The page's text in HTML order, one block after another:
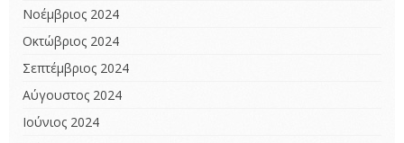
Νοέμβριος 2024
Οκτώβριος 2024
Σεπτέμβριος 2024
Αύγουστος 2024
Ιούνιος 2024